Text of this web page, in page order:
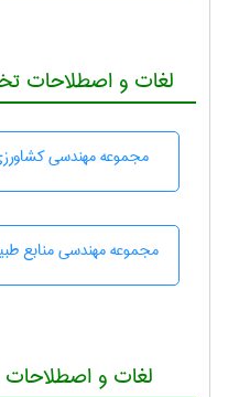
لغات و اصطلاحات
مجموعه مهندسی
مجموعه مهندسی منابع
لغات و